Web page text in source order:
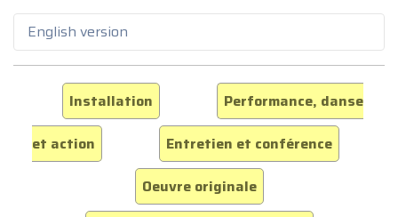
English version
Installation
Performance, danse
et action
Entretien et conférence
Oeuvre originale